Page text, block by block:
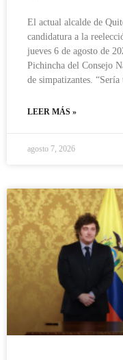
El actual alcalde de
candidatura a la
jueves 6 de agosto de
Pichincha del Consejo
de simpatizantes.
LEER MÁS »
agosto 7, 2026